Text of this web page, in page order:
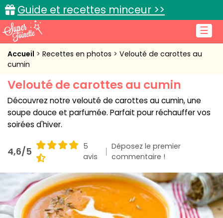
☰
Guide et recettes minceur >>
Accueil
Cuisine pratique
L'actu cuisine
Accueil Recettes en photos
Velouté de carottes au
cumin
Velouté de carottes au cumin
Découvrez notre velouté de carottes au cumin, une
soupe douce et parfumée. Parfait pour réchauffer vos
soirées d'hiver.
4,6/5
5
avis
Déposez le premier
commentaire !